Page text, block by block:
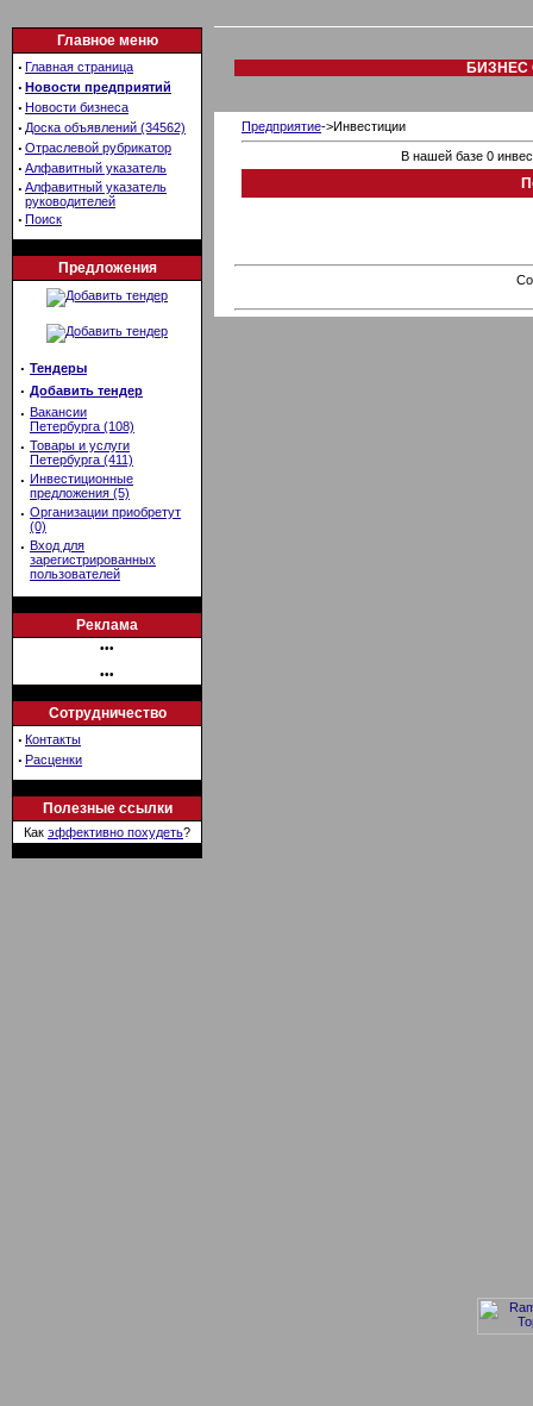
Главное меню
· Главная страница
· Новости предприятий
· Новости бизнеса
· Доска объявлений (34562)
· Отраслевой рубрикатор
· Алфавитный указатель
· Алфавитный указатель
руководителей
· Поиск
Предложения
· Тендеры
· Добавить тендер
· Вакансии
Петербурга (108)
· Товары и услуги
Петербурга (411)
· Инвестиционные
предложения (5)
· Организации приобретут
(0)
· Вход для
зарегистрированных
пользователей
Реклама
•••
•••
Сотрудничество
· Контакты
· Расценки
Полезные ссылки
Как эффективно похудеть?
БИЗНЕС
Предприятие->Инвестиции
В нашей базе 0